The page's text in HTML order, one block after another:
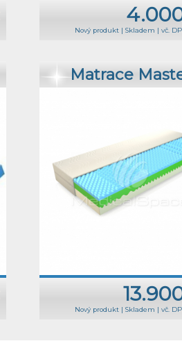
Nový produkt | Skladem | vč.
Matrace
Nový produkt | Skladem | vč.